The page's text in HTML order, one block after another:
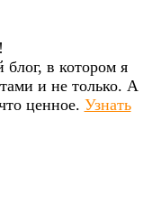
в котором я
и не только. А
ценное. Узнать